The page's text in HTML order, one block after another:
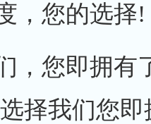
，您的选择!
即拥有了
择我们您